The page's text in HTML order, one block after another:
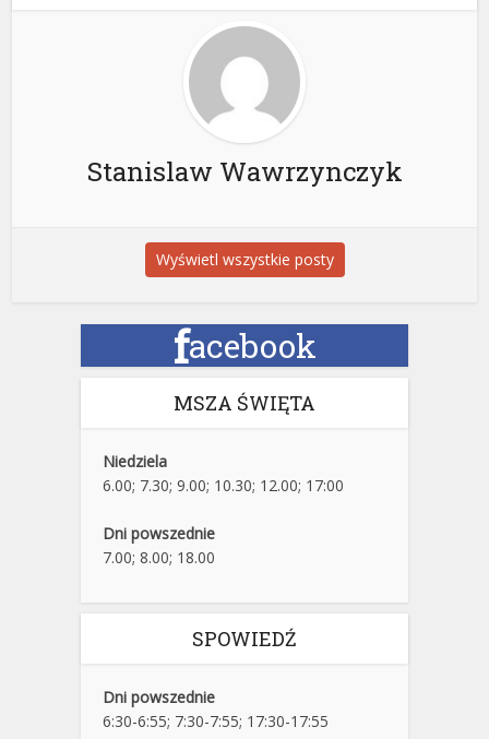
Stanislaw Wawrzynczyk
Wyświetl wszystkie posty
facebook
MSZA ŚWIĘTA
Niedziela
6.00; 7.30; 9.00; 10.30; 12.00; 17:00
Dni powszednie
7.00; 8.00; 18.00
SPOWIEDŹ
Dni powszednie
6:30-6:55; 7:30-7:55; 17:30-17:55